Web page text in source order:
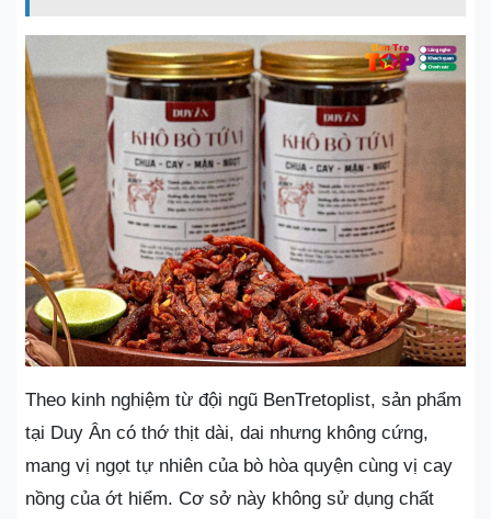
Theo kinh nghiệm từ đội ngũ BenTretoplist, sản phẩm
tại Duy Ân có thớ thịt dài, dai nhưng không cứng,
mang vị ngọt tự nhiên của bò hòa quyện cùng vị cay
nồng của ớt hiểm. Cơ sở này không sử dụng chất